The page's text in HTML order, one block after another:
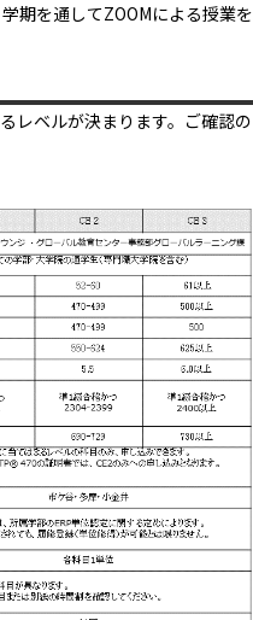
期を通してZOOMによる授業を
レベルが決まります。ご確認の